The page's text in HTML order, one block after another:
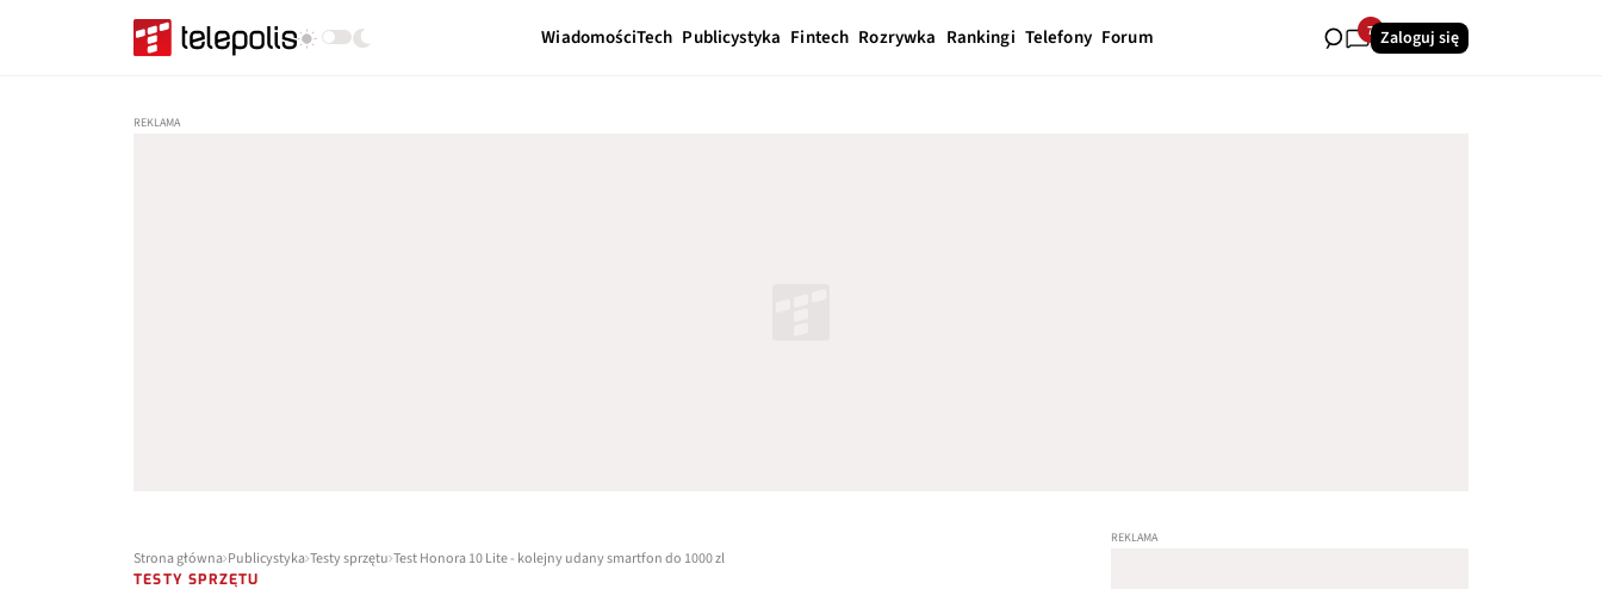
WiadomościTech Publicystyka Fintech Rozrywka Rankingi Telefony Forum 7 Zaloguj się
Strona główna Publicystyka Testy sprzętu Test Honora 10 Lite - kolejny udany smartfon do 1000 zl
TESTY SPRZĘTU